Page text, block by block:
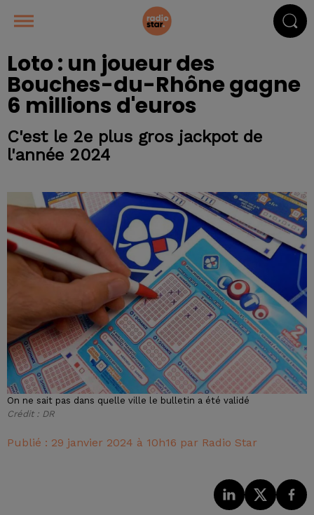
Loto : un joueur des
Bouches-du-Rhône gagne
6 millions d'euros
C'est le 2e plus gros jackpot de
l'année 2024
On ne sait pas dans quelle ville le bulletin a été validé
Crédit : DR
Publié : 29 janvier 2024 à 10h16 par Radio Star